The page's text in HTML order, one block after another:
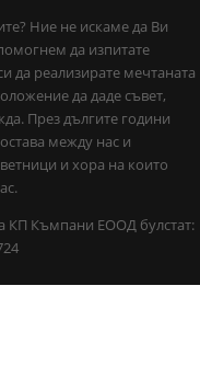
Ние не искаме да Ви
да изпитате
да реализирате мечтаната
да даде съвет,
През дългите години
между нас и
и хора на които
КП Къмпани ЕООД булстат: